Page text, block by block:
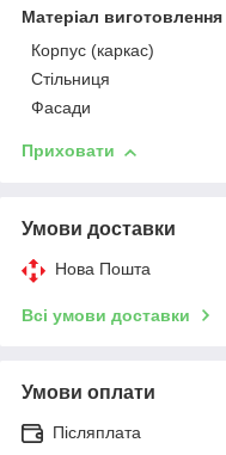
Матеріал
Корпус (каркас)
Стільниця
Фасади
Приховати
Умови доставки
Нова Пошта
Всі умови доставки
Умови оплати
Післяплата